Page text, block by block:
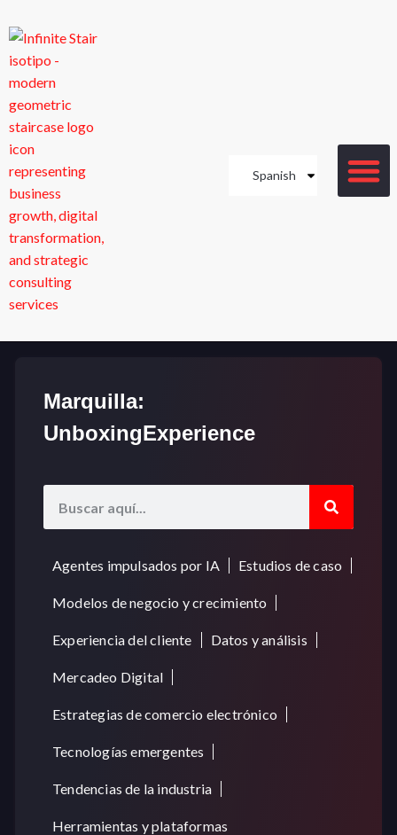
Spanish
Marquilla:
UnboxingExperience
Agentes impulsados por IA Estudios de caso
Modelos de negocio y crecimiento
Experiencia del cliente Datos y análisis
Mercadeo Digital
Estrategias de comercio electrónico
Tecnologías emergentes
Tendencias de la industria
Herramientas y plataformas